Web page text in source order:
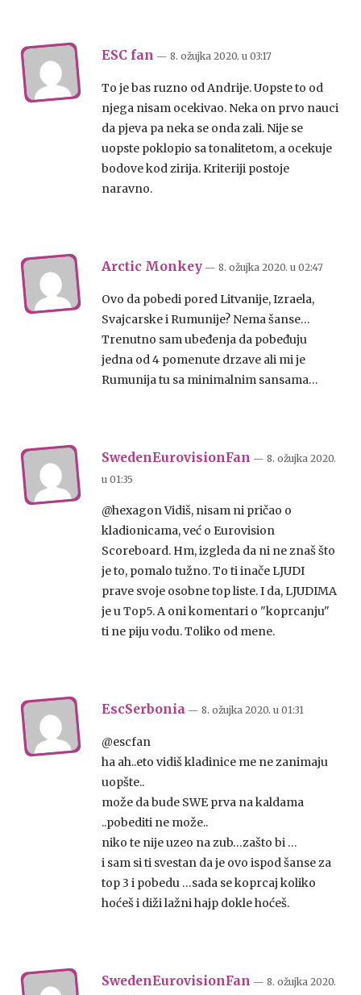
ESC fan — 8. ožujka 2020. u 03:17
To je bas ruzno od Andrije. Uopste to od
njega nisam ocekivao. Neka on prvo nauci
da pjeva pa neka se onda zali. Nije se
uopste poklopio sa tonalitetom, a ocekuje
bodove kod zirija. Kriteriji postoje
naravno.
Arctic Monkey — 8. ožujka 2020. u 02:47
Ovo da pobedi pored Litvanije, Izraela,
Svajcarske i Rumunije? Nema šanse…
Trenutno sam ubeđenja da pobeđuju
jedna od 4 pomenute drzave ali mi je
Rumunija tu sa minimalnim sansama…
SwedenEurovisionFan — 8. ožujka 2020.
u 01:35
@hexagon Vidiš, nisam ni pričao o
kladionicama, već o Eurovision
Scoreboard. Hm, izgleda da ni ne znaš što
je to, pomalo tužno. To ti inače LJUDI
prave svoje osobne top liste. I da, LJUDIMA
je u Top5. A oni komentari o "koprcanju"
ti ne piju vodu. Toliko od mene.
EscSerbonia — 8. ožujka 2020. u 01:31
@escfan
ha ah..eto vidiš kladinice me ne zanimaju
uopšte..
može da bude SWE prva na kaldama
..pobediti ne može..
niko te nije uzeo na zub…zašto bi …
i sam si ti svestan da je ovo ispod šanse za
top 3 i pobedu …sada se koprcaj koliko
hoćeš i diži lažni hajp dokle hoćeš.
SwedenEurovisionFan — 8. ožujka 2020.